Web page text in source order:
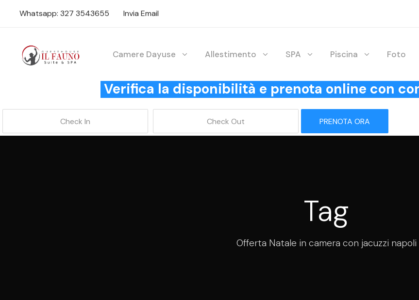
Whatsapp: 327 3543655 Invia Email
Camere Dayuse Allestimento SPA Piscina Foto
Verifica la disponibilità e prenota online con
PRENOTA ORA
Tag
Offerta Natale in camera con jacuzzi napoli